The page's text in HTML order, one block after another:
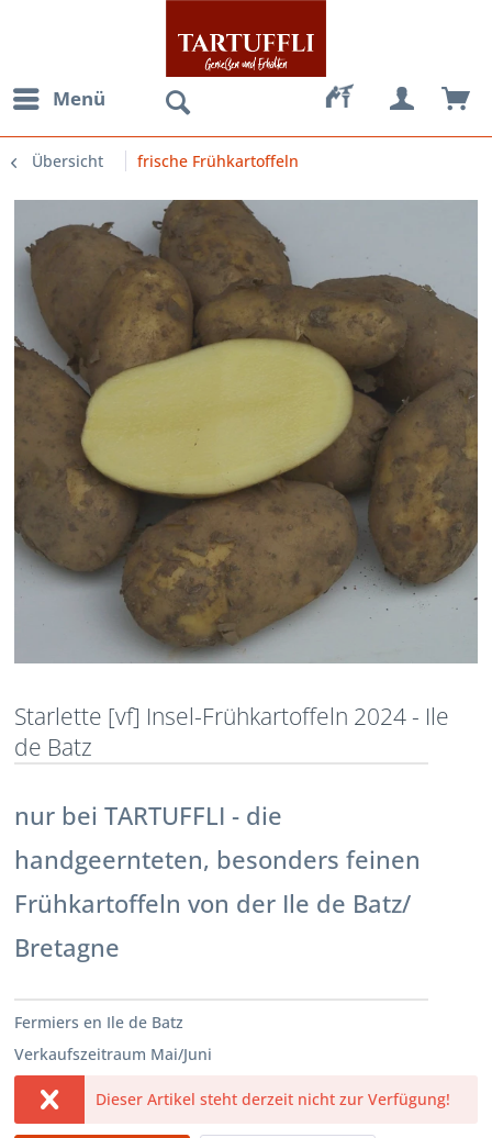
Menü
Übersicht frische Frühkartoffeln
Starlette [vf] Insel-Frühkartoffeln 2024 - Ile
de Batz
nur bei TARTUFFLI - die
handgeernteten, besonders feinen
Frühkartoffeln von der Ile de Batz/
Bretagne
Fermiers en Ile de Batz
Verkaufszeitraum Mai/Juni
Dieser Artikel steht derzeit nicht zur Verfügung!